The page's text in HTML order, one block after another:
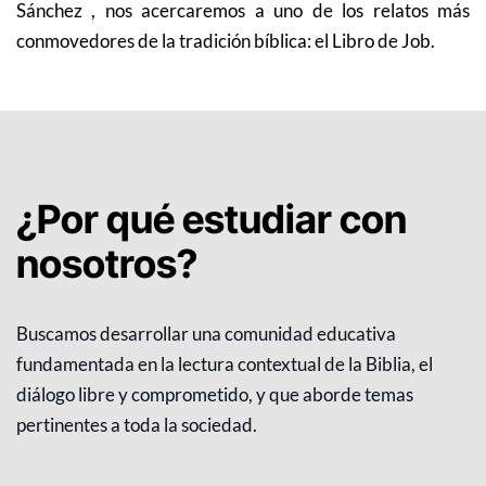
Sánchez , nos acercaremos a uno de los relatos más
conmovedores de la tradición bíblica: el Libro de Job.
¿Por qué estudiar con
nosotros?
Buscamos desarrollar una comunidad educativa
fundamentada en la lectura contextual de la Biblia, el
diálogo libre y comprometido, y que aborde temas
pertinentes a toda la sociedad.